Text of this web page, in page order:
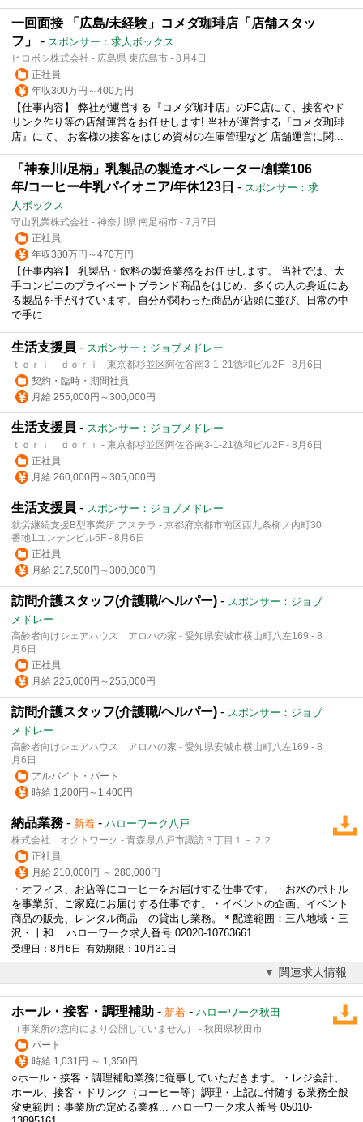
一回面接 「広島/未経験」コメダ珈琲店「店舗スタッ
フ」
- スポンサー：求人ボックス
ヒロボシ株式会社 - 広島県 東広島市 - 8月4日
正社員
年収300万円～400万円
【仕事内容】 弊社が運営する『コメダ珈琲店』のFC店にて、接客やド
リンク作り等の店舗運営をお任せします! 当社が運営する『コメダ珈琲
店』にて、 お客様の接客をはじめ資材の在庫管理など 店舗運営に関...
「神奈川/足柄」乳製品の製造オペレーター/創業106
年/コーヒー牛乳パイオニア/年休123日 - スポンサー：求
人ボックス
守山乳業株式会社 - 神奈川県 南足柄市 - 7月7日
正社員
年収380万円～470万円
【仕事内容】 乳製品・飲料の製造業務をお任せします。 当社では、大
手コンビニのプライベートブランド商品をはじめ、多くの人の身近にあ
る製品を手がけています。自分が関わった商品が店頭に並び、日常の中
で手に...
生活支援員 - スポンサー：ジョブメドレー
ｔｏｒｉ ｄｏｒｉ - 東京都杉並区阿佐谷南3-1-21徳和ビル2F - 8月6日
契約・臨時・期間社員
月給 255,000円～300,000円
生活支援員 - スポンサー：ジョブメドレー
ｔｏｒｉ ｄｏｒｉ - 東京都杉並区阿佐谷南3-1-21徳和ビル2F - 8月6日
正社員
月給 260,000円～305,000円
生活支援員 - スポンサー：ジョブメドレー
就労継続支援B型事業所 アステラ - 京都府京都市南区西九条柳ノ内町30
番地1ユンテンビル5F - 8月6日
正社員
月給 217,500円～300,000円
訪問介護スタッフ(介護職/ヘルパー) - スポンサー：ジョブ
メドレー
高齢者向けシェアハウス アロハの家 - 愛知県安城市横山町八左169 - 8
月6日
正社員
月給 225,000円～255,000円
訪問介護スタッフ(介護職/ヘルパー) - スポンサー：ジョブ
メドレー
高齢者向けシェアハウス アロハの家 - 愛知県安城市横山町八左169 - 8
月6日
アルバイト・パート
時給 1,200円～1,400円
納品業務 - 新着 - ハローワーク八戸
株式会社 オクトワーク - 青森県八戸市諏訪３丁目１－２２
正社員
月給 210,000円 ～ 280,000円
・オフィス、お店等に コーヒーをお届けする仕事です。・お水のボトル
を事業所、ご家庭にお届けする仕事です。・イベントの企画、イベント
商品の販売、レンタル商品 の貸出し業務。＊配達範囲：三八地域・三
沢・十和... ハローワーク求人番号 02020-10763661
受理日：8月6日 有効期限：10月31日
関連求人情報
ホール・接客・調理補助 - 新着 - ハローワーク秋田
（事業所の意向により公開していません） - 秋田県秋田市
パート
時給 1,031円 ～ 1,350円
○ホール・接客・調理補助業務に従事していただきます。・レジ会計、
ホール、接客・ドリンク（ コーヒー等）調理・上記に付随する業務全般
変更範囲：事業所の定める業務... ハローワーク求人番号 05010-